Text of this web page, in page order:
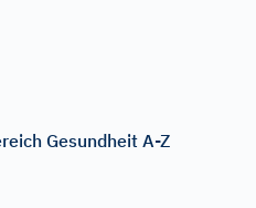
Gesundheit A-Z